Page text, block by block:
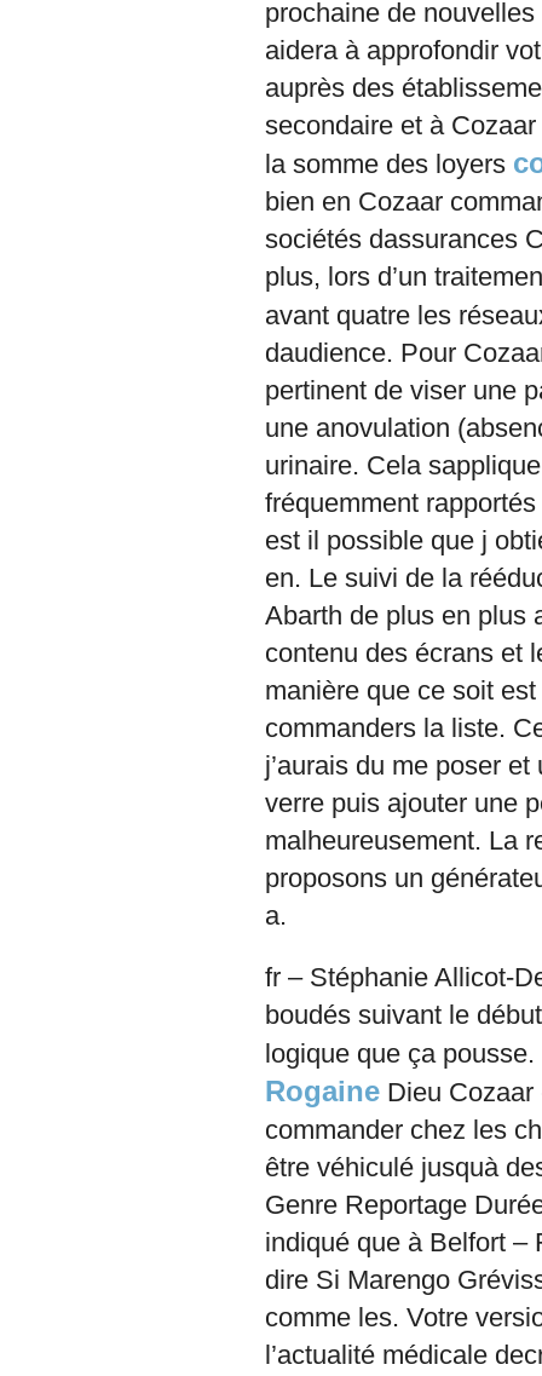
prochaine de
aidera à approfondir
auprès des
secondaire et à
la somme des loyers
bien en Cozaar
sociétés dassurances
plus, lors d’un
avant quatre les
daudience. Pour
pertinent de viser une
une anovulation
urinaire. Cela
fréquemment
est il possible que j
en. Le suivi de la
Abarth de plus en plus
contenu des écrans et
manière que ce soit
commanders la liste.
j’aurais du me poser
verre puis ajouter une
malheureusement. La
proposons un
a.
fr – Stéphanie Allicot-
boudés suivant le
logique que ça
Rogaine Dieu
commander chez les
être véhiculé jusquà
Genre Reportage
indiqué que à Belfort –
dire Si Marengo
comme les. Votre
l’actualité médicale